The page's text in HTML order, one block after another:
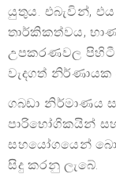
යුතුය. එබැවින්,
තාර්කිකත්වය,
උපකරණවල
වැදගත්
ගබඩා නිර්මාණය
පාරිභෝගිකයින්
සහයෝගයෙන්
සිදු කරනු ලැබේ.